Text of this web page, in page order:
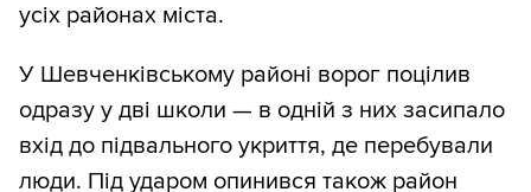
усіх районах міста.
У Шевченківському районі ворог поцілив
одразу у дві школи — в одній з них засипало
вхід до підвального укриття, де перебували
люди. Під ударом опинився також район